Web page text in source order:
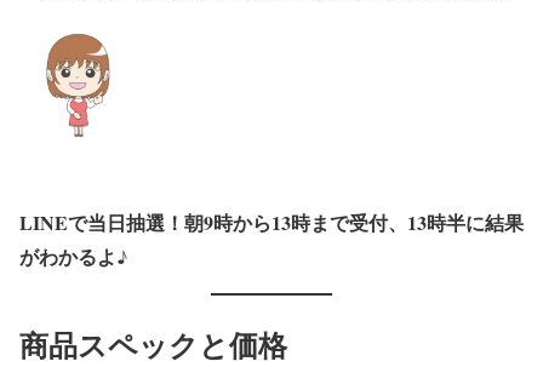
LINEで当日抽選！朝9時から13時まで受付、13時半に結果
がわかるよ♪
商品スペックと価格